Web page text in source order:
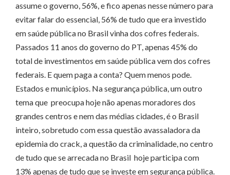
assume o governo, 56%, e fico apenas nesse número para
evitar falar do essencial, 56% de tudo que era investido
em saúde pública no Brasil vinha dos cofres federais.
Passados 11 anos do governo do PT, apenas 45% do
total de investimentos em saúde pública vem dos cofres
federais. E quem paga a conta? Quem menos pode.
Estados e municípios. Na segurança pública, um outro
tema que preocupa hoje não apenas moradores dos
grandes centros e nem das médias cidades, é o Brasil
inteiro, sobretudo com essa questão avassaladora da
epidemia do crack, a questão da criminalidade, no centro
de tudo que se arrecada no Brasil hoje participa com
13% apenas de tudo que se investe em segurança pública.